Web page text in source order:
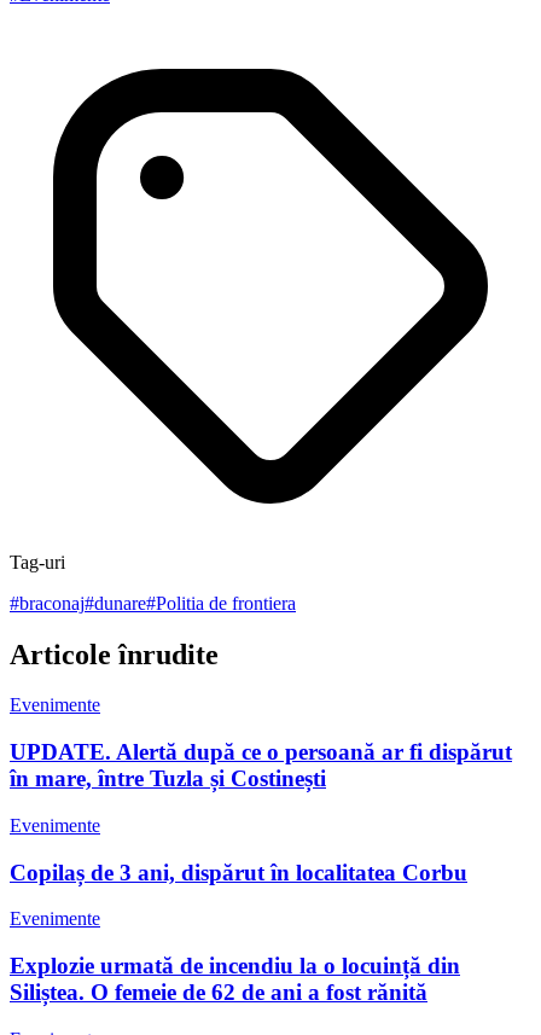
Tag-uri
#braconaj#dunare#Politia de frontiera
Articole înrudite
Evenimente
UPDATE. Alertă după ce o persoană ar fi dispărut
în mare, între Tuzla și Costinești
Evenimente
Copilaș de 3 ani, dispărut în localitatea Corbu
Evenimente
Explozie urmată de incendiu la o locuință din
Siliștea. O femeie de 62 de ani a fost rănită